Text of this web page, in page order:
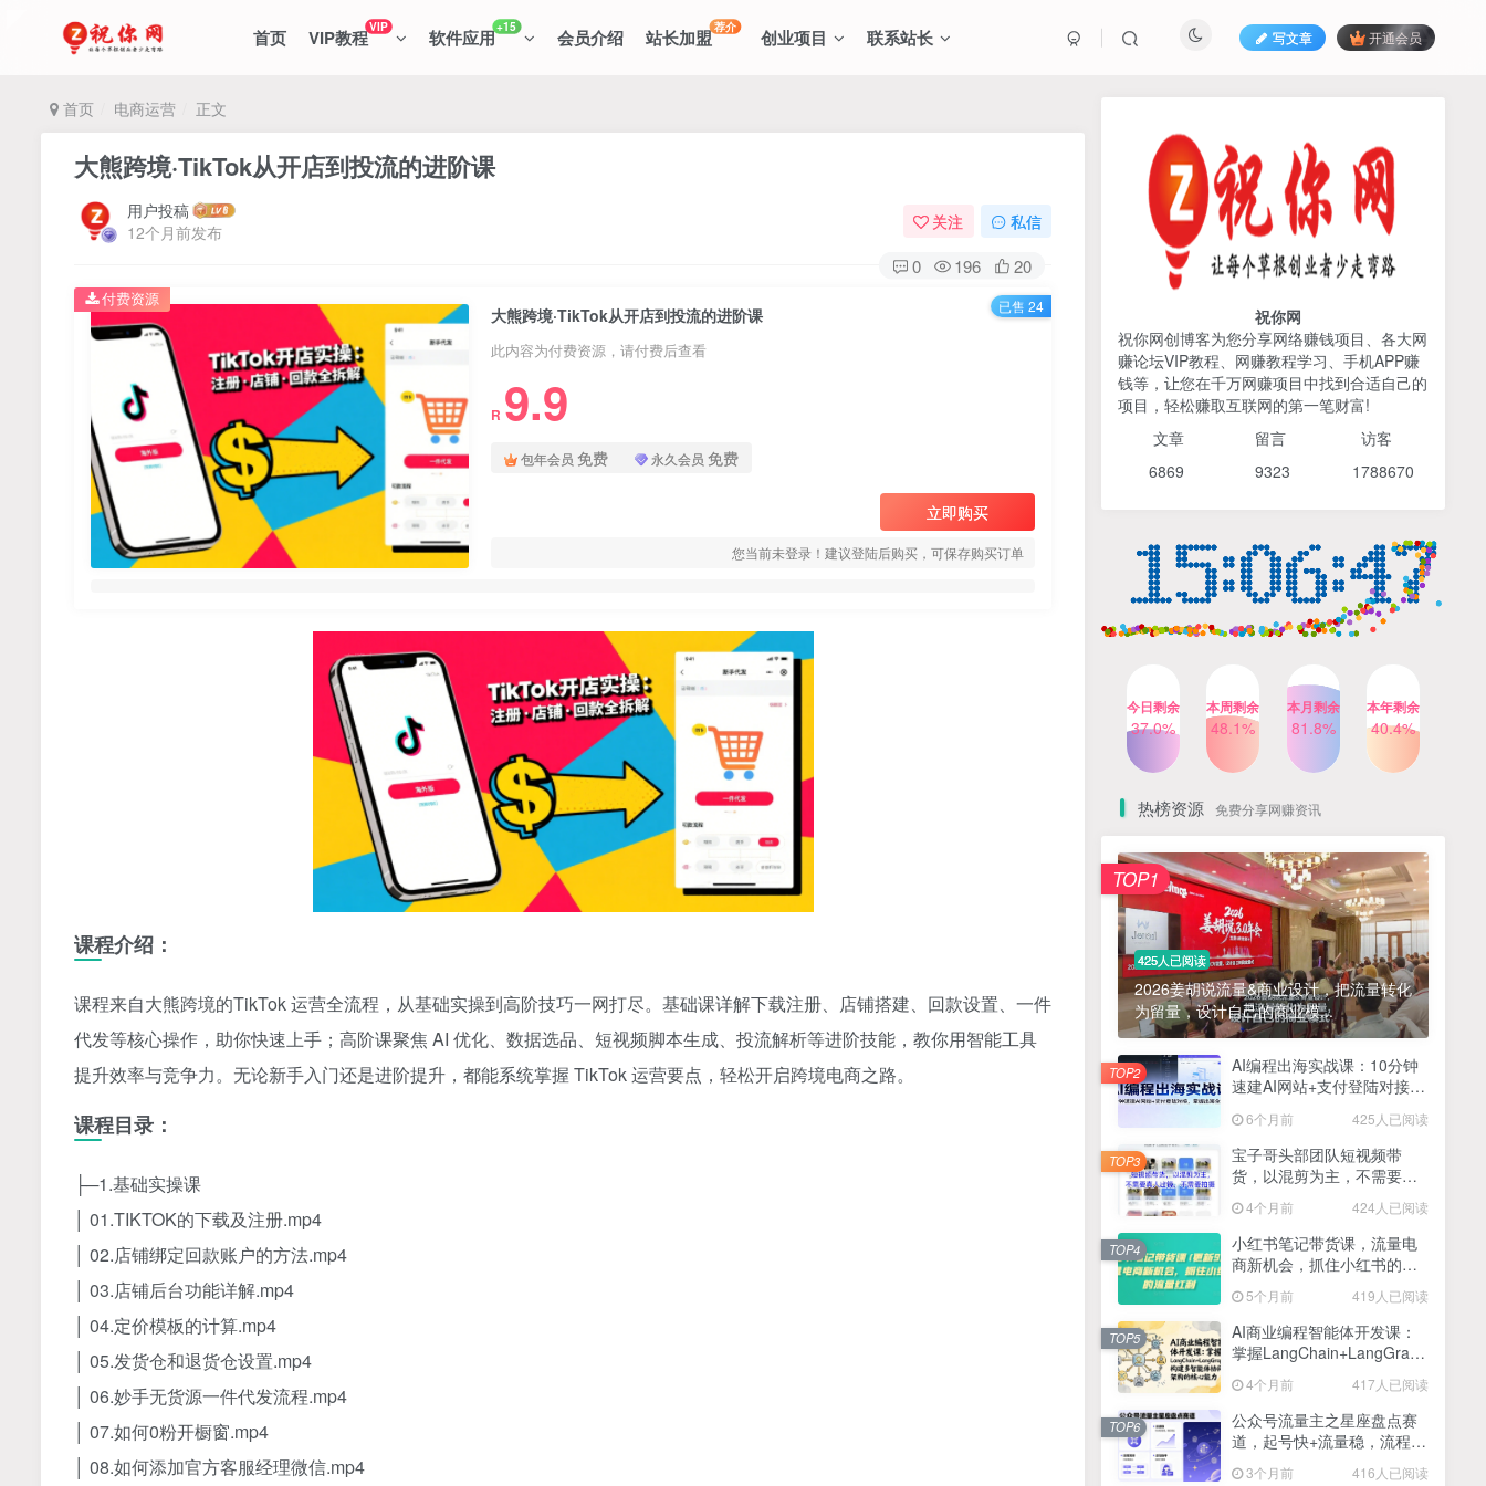
首页 VIP教程VIP 软件应用+15 会员介绍 站长加盟荐介 创业项目 联系站长 写文章 开通会员
首页 电商运营 正文
大熊跨境·TikTok从开店到投流的进阶课
用户投稿
12个月前发布
关注 私信
0 196 20
大熊跨境·TikTok从开店到投流的进阶课
此内容为付费资源，请付费后查看
R 9.9
包年会员 免费 永久会员 免费
立即购买
您当前未登录！建议登陆后购买，可保存购买订单
付费资源 已售 24
课程介绍：
课程来自大熊跨境的TikTok 运营全流程，从基础实操到高阶技巧一网打尽。基础课详解下载注册、店铺搭建、回款设置、一件
代发等核心操作，助你快速上手；高阶课聚焦 AI 优化、数据选品、短视频脚本生成、投流解析等进阶技能，教你用智能工具
提升效率与竞争力。无论新手入门还是进阶提升，都能系统掌握 TikTok 运营要点，轻松开启跨境电商之路。
课程目录：
├─1.基础实操课
│ 01.TIKTOK的下载及注册.mp4
│ 02.店铺绑定回款账户的方法.mp4
│ 03.店铺后台功能详解.mp4
│ 04.定价模板的计算.mp4
│ 05.发货仓和退货仓设置.mp4
│ 06.妙手无货源一件代发流程.mp4
│ 07.如何0粉开橱窗.mp4
│ 08.如何添加官方客服经理微信.mp4
425人已阅读
2026姜胡说流量&商业设计，把流量转化
为留量，设计自己的商业模...
TOP1
AI编程出海实战课：10分钟
速建AI网站+支付登陆对接，
掌握出海全流程
6个月前 425人已阅读
TOP2
货，以混剪为主，不需要真
小红书笔记带货课，流量电
商新机会，抓住小红书的流
量红利(更新26年2月)
5个月前 419人已阅读
TOP4
AI商业编程智能体开发课：
4个月前
TOP5
公众号流量主之星座盘点赛
道，起号快+流量稳，流程简
单，适合新手操作
3个月前 416人已阅读
TOP6
1 ? 零加盟费｜红颜搭全国城市代理商招募正式启动！
淘宝天猫盈利突破特训营25年12月线下课，系统性的深度剖析电商企业经营之道，打造电商标准化运营体系
3 抓亚马逊漏洞，免去店铺月租，一个流量大竞争小，让你有机会成大卖的赛道
2025最新零撸项目，一部手机就可以操作，20秒一单，零投入纯薅羊毛，无门槛，一天200+【揭秘】
5 线上陪伴项目玩法，聊聊天就有收益的项目，一个月收益5000+
6 全网首发！答案之书网页版，全新玩法，搭配文档和网页，日入1k+零门槛小白首选副业
7 25年7月小红书女粉新玩法，公域转私域变现，日轻松变现2张+，5分钟简单复制好上手
8 情趣内衣暴利玩法，冷门赛道，日入1k+
9 在家就能做的项目，一天轻松300+，操作简单上手快
10 2025年百家号AI图文掘金，手机操作单号月入4-5位数，低门槛【附指令+工具】
抖音情感文案项目玩法，单月涨粉3000+，新手小白也能做
祝你网
祝你网创博客为您分享网络赚钱项目、各大网
赚论坛VIP教程、网赚教程学习、手机APP赚
钱等，让您在千万网赚项目中找到合适自己的
项目，轻松赚取互联网的第一笔财富!
文章 留言 访客
6869 9323 1788670
今日剩余
37.0%
本周剩余
48.1%
本月剩余
81.8%
本年剩余
40.4%
热榜资源 免费分享网赚资讯
425人已阅读
2026姜胡说流量&商业设计，把流量转化
为留量，设计自己的商业模...
TOP1
AI编程出海实战课：10分钟
速建AI网站+支付登陆对接，
6个月前 425人已阅读
TOP2
宝子哥头部团队短视频带
货，以混剪为主，不需要真
26年3月】
4个月前 424人已阅读
TOP3
小红书笔记带货课，流量电
商新机会，抓住小红书的流
5个月前 419人已阅读
TOP4
AI商业编程智能体开发课：
掌握LangChain+LangGraph
心能力
4个月前 417人已阅读
TOP5
公众号流量主之星座盘点赛
道，起号快+流量稳，流程简
3个月前 416人已阅读
TOP6